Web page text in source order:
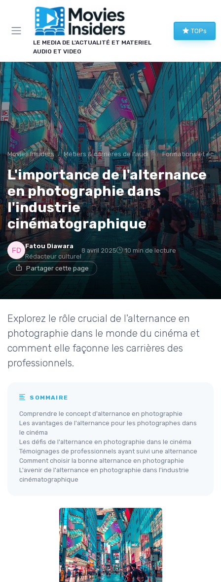
LE MEDIA DE L'ACTUALITÉ ET MATERIEL
AUDIO ET VIDEO
TOPs
Movies Insiders Métiers & carrières de l'audiovisuel Formations et
L'importance de l'alternance
en photographie dans
l'industrie
cinématographique
Fatou Diawara
Rédacteur culturel
8 avril 2025 10 min de lecture
Partager cette page
Explorez le rôle crucial de l'alternance en
photographie dans le monde du cinéma et
comment elle façonne les carrières des
professionnels.
SOMMAIRE
Comprendre le concept d'alternance en photographie
Les avantages de l'alternance pour les photographes dans
le cinéma
Les défis de l'alternance en photographie dans le cinéma
Témoignages de professionnels ayant suivi une alternance
Comment choisir la bonne alternance en photographie
L'avenir de l'alternance en photographie dans l'industrie
cinématographique
×
LE CLUB MOVIES INSIDERS
Rejoignez le club !
Comparatifs home cinéma, bons plans image et
son, nouveautés à ne pas manquer : les membres
du club reçoivent le meilleur en avant-première.
Alertes promos Comparatifs
Guides d'achat Nouveautés ciné
→ Je rejoins le club
* En rejoignant le club, j'accepte de recevoir les emails
de Movies Insiders et les offres de ses partenaires.
Non merci, peut-être plus tard
Panneau de gestion des cookies